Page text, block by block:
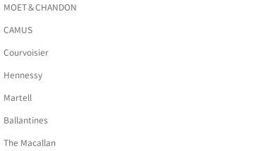
MOET＆CHANDON
CAMUS
Courvoisier
Hennessy
Martell
Ballantines
The Macallan